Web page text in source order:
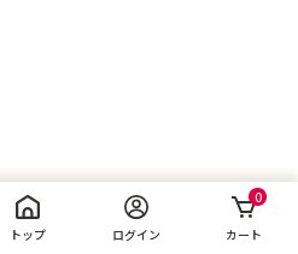
トップ ログイン
0
カート